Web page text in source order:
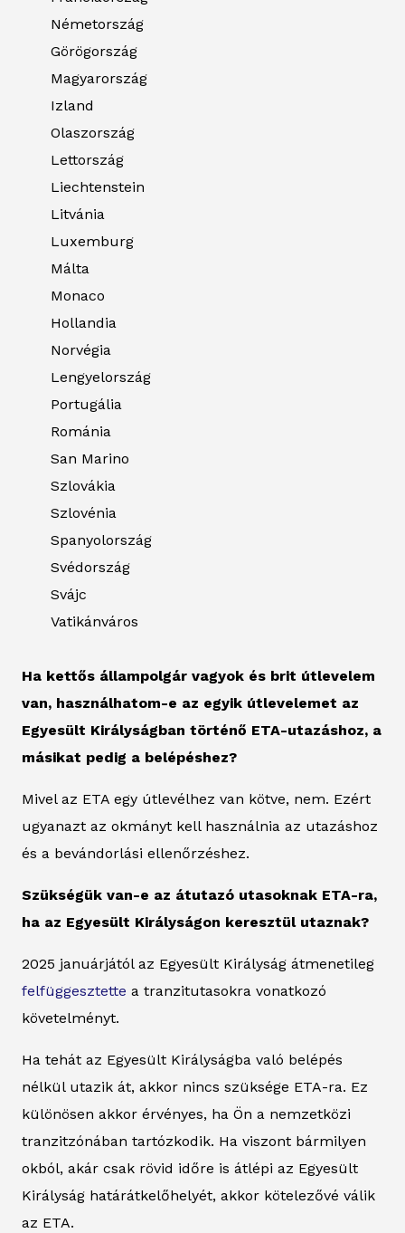
Németország
Görögország
Magyarország
Izland
Olaszország
Lettország
Liechtenstein
Litvánia
Luxemburg
Málta
Monaco
Hollandia
Norvégia
Lengyelország
Portugália
Románia
San Marino
Szlovákia
Szlovénia
Spanyolország
Svédország
Svájc
Vatikánváros
Ha kettős állampolgár vagyok és brit útlevelem
van, használhatom-e az egyik útlevelemet az
Egyesült Királyságban történő ETA-utazáshoz, a
másikat pedig a belépéshez?
Mivel az ETA egy útlevélhez van kötve, nem. Ezért
ugyanazt az okmányt kell használnia az utazáshoz
és a bevándorlási ellenőrzéshez.
Szükségük van-e az átutazó utasoknak ETA-ra,
ha az Egyesült Királyságon keresztül utaznak?
2025 januárjától az Egyesült Királyság átmenetileg
felfüggesztette a tranzitutasokra vonatkozó
követelményt.
Ha tehát az Egyesült Királyságba való belépés
nélkül utazik át, akkor nincs szüksége ETA-ra. Ez
különösen akkor érvényes, ha Ön a nemzetközi
tranzitzónában tartózkodik. Ha viszont bármilyen
okból, akár csak rövid időre is átlépi az Egyesült
Királyság határátkelőhelyét, akkor kötelezővé válik
az ETA.